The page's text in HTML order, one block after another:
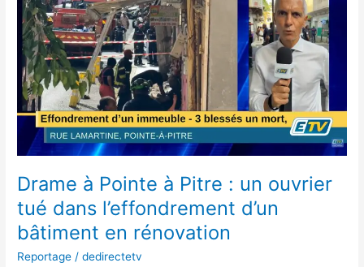
Drame à Pointe à Pitre : un ouvrier
tué dans l’effondrement d’un
bâtiment en rénovation
Reportage /dedirectetv
Pointe
à
Pitre
un
ouvrier
tué
dans
d’un
en
rénovation